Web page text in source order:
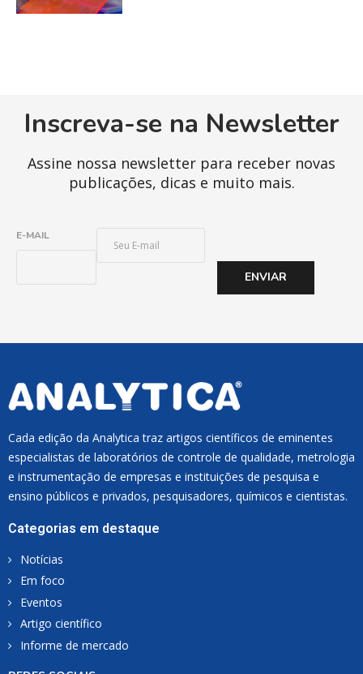
Inscreva-se na Newsletter
Assine nossa newsletter para receber novas
publicações, dicas e muito mais.
E-MAIL
ENVIAR
Cada edição da Analytica traz artigos científicos de eminentes
especialistas de laboratórios de controle de qualidade, metrologia
e instrumentação de empresas e instituições de pesquisa e
ensino públicos e privados, pesquisadores, químicos e cientistas.
Categorias em destaque
Notícias
Em foco
Eventos
Artigo científico
Informe de mercado